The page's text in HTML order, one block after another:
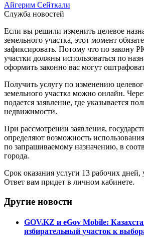
Айгерим Сейткали
Служба новостей
Если вы решили изменить целевое
земельного участка, этот момент
зафиксировать. Потому что по закону
участки должны использоваться по
оформить законно вас могут
Получить услугу по изменению
земельного участка можно онлайн.
подается заявление, где указывается
недвижимости.
При рассмотрении заявления,
определяют возможность
по запрашиваемому назначению, в
города.
Срок оказания услуги 13 рабочих дней,
Ответ вам придет в личном кабинете.
Другие новости
GOV.KZ и eGov Mobile:
избирательный участок к